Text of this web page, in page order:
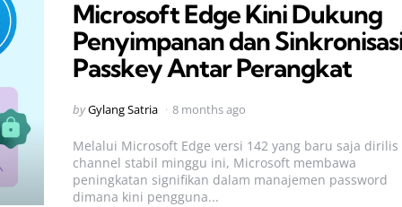
Microsoft Edge Kini Dukung
Penyimpanan dan
Passkey Antar Perangkat
Posted
byGylang Satria 8 months ago
Melalui Microsoft Edge versi 142 yang baru saja dirilis
channel stabil minggu ini, Microsoft membawa
peningkatan signifikan dalam manajemen password
dimana kini pengguna...